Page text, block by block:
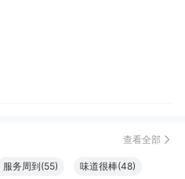
查看全部
服务周到(55) 味道很棒(48)